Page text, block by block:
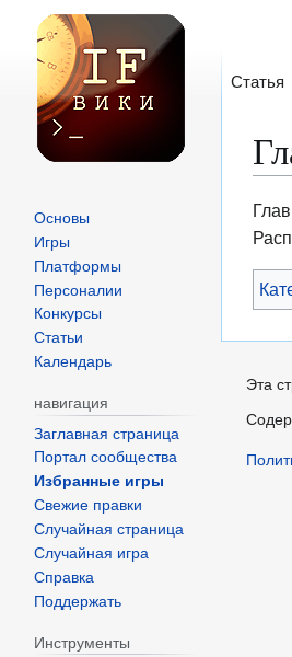
к
к
Статья
Основы
Игры
Платформы
Персоналии
Конкурсы
Статьи
Календарь
навигация
Заглавная страница
Портал сообщества
Избранные игры
Свежие правки
Случайная страница
Случайная игра
Справка
Поддержать
Инструменты
Эта